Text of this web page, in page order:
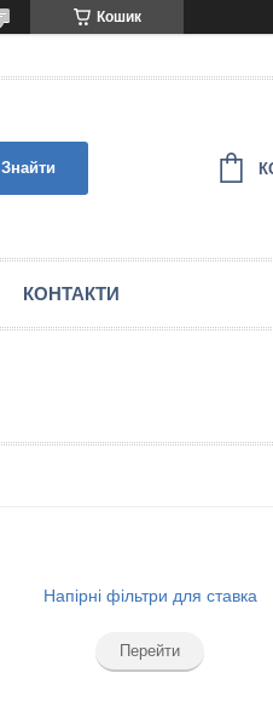
Кошик
Знайти
КОНТАКТИ
Напірні фільтри для ставка
Перейти